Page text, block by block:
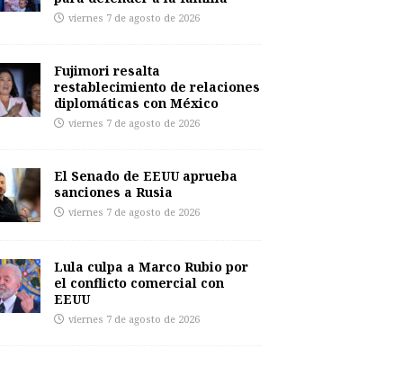
viernes 7 de agosto de 2026
Fujimori resalta
restablecimiento de relaciones
diplomáticas con México
viernes 7 de agosto de 2026
El Senado de EEUU aprueba
sanciones a Rusia
viernes 7 de agosto de 2026
Lula culpa a Marco Rubio por
el conflicto comercial con
EEUU
viernes 7 de agosto de 2026